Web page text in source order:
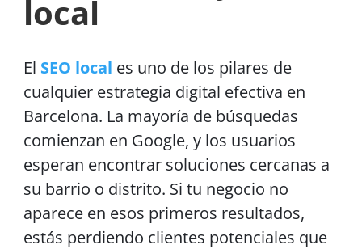
local
El SEO local es uno de los pilares de
cualquier estrategia digital efectiva en
Barcelona. La mayoría de búsquedas
comienzan en Google, y los usuarios
esperan encontrar soluciones cercanas a
su barrio o distrito. Si tu negocio no
aparece en esos primeros resultados,
estás perdiendo clientes potenciales que